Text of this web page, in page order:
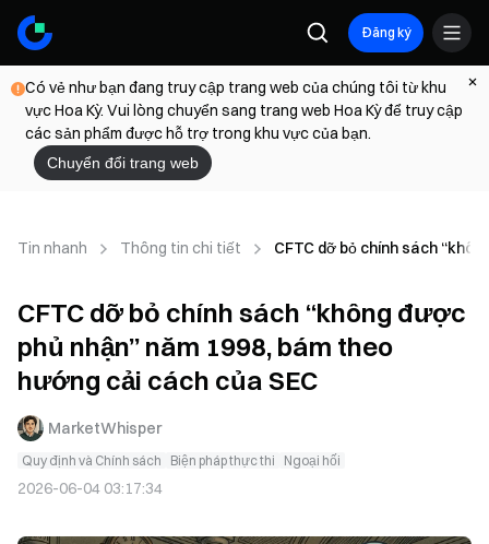
Đăng ký
Có vẻ như bạn đang truy cập trang web của chúng tôi từ khu
vực Hoa Kỳ. Vui lòng chuyển sang trang web Hoa Kỳ để truy cập
các sản phẩm được hỗ trợ trong khu vực của bạn.
Chuyển đổi trang web
Tin nhanh Thông tin chi tiết CFTC dỡ bỏ chính sách
CFTC dỡ bỏ chính sách “không được
phủ nhận” năm 1998, bám theo
hướng cải cách của SEC
MarketWhisper
Quy định và Chính sách Biện pháp thực thi Ngoại hối
2026-06-04 03:17:34